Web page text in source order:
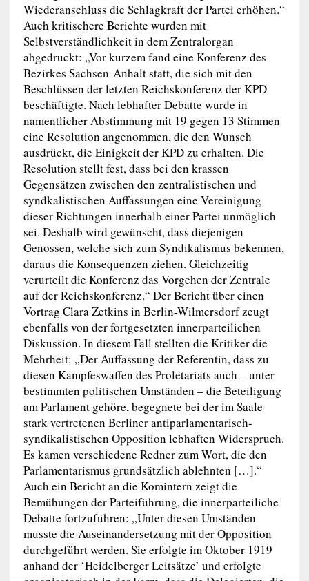
Wiederanschluss die Schlagkraft der Partei erhöhen.“
Auch kritischere Berichte wurden mit
Selbstverständlichkeit in dem Zentralorgan
abgedruckt: „Vor kurzem fand eine Konferenz des
Bezirkes Sachsen-Anhalt statt, die sich mit den
Beschlüssen der letzten Reichskonferenz der KPD
beschäftigte. Nach lebhafter Debatte wurde in
namentlicher Abstimmung mit 19 gegen 13 Stimmen
eine Resolution angenommen, die den Wunsch
ausdrückt, die Einigkeit der KPD zu erhalten. Die
Resolution stellt fest, dass bei den krassen
Gegensätzen zwischen den zentralistischen und
syndkalistischen Auffassungen eine Vereinigung
dieser Richtungen innerhalb einer Partei unmöglich
sei. Deshalb wird gewünscht, dass diejenigen
Genossen, welche sich zum Syndikalismus bekennen,
daraus die Konsequenzen ziehen. Gleichzeitig
verurteilt die Konferenz das Vorgehen der Zentrale
auf der Reichskonferenz.“ Der Bericht über einen
Vortrag Clara Zetkins in Berlin-Wilmersdorf zeugt
ebenfalls von der fortgesetzten innerparteilichen
Diskussion. In diesem Fall stellten die Kritiker die
Mehrheit: „Der Auffassung der Referentin, dass zu
diesen Kampfeswaffen des Proletariats auch – unter
bestimmten politischen Umständen – die Beteiligung
am Parlament gehöre, begegnete bei der im Saale
stark vertretenen Berliner antiparlamentarisch-
syndikalistischen Opposition lebhaften Widerspruch.
Es kamen verschiedene Redner zum Wort, die den
Parlamentarismus grundsätzlich ablehnten […].“
Auch ein Bericht an die Komintern zeigt die
Bemühungen der Parteiführung, die innerparteiliche
Debatte fortzuführen: „Unter diesen Umständen
musste die Auseinandersetzung mit der Opposition
durchgeführt werden. Sie erfolgte im Oktober 1919
anhand der ‘Heidelberger Leitsätze’ und erfolgte